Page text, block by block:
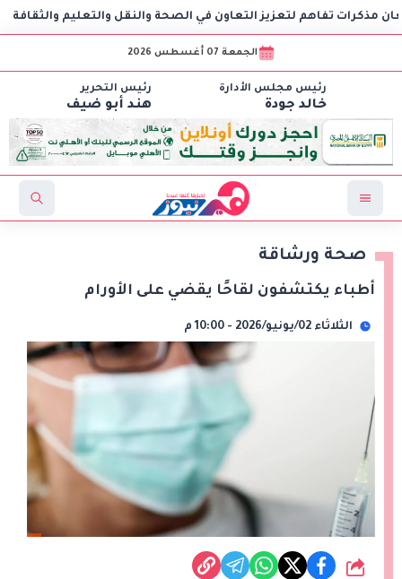
تفاهم لتعزيز التعاون في الصحة والنقل والتعليم والثقافة
الجمعة 07 أغسطس 2026
رئيس مجلس الأدارة
خالد جودة
رئيس التحرير
هند أبو ضيف
صحة ورشاقة
أطباء يكتشفون لقاحًا يقضي على الأورام
الثلاثاء 02/يونيو/2026 - 10:00 م
شارك